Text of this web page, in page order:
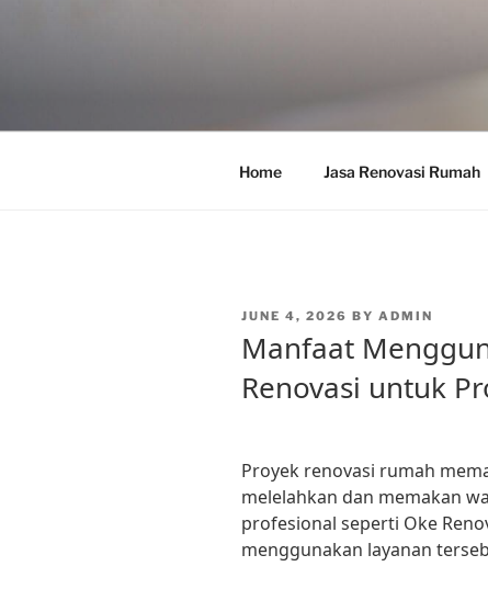
Home Jasa Renovasi Rumah
POSTED
JUNE 4, 2026 BY ADMIN
Manfaat
Renovasi untuk
Proyek renovasi rumah
melelahkan dan memakan
profesional seperti Oke
menggunakan layanan